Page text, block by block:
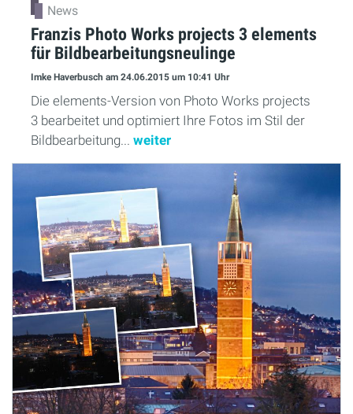
News
Franzis Photo Works projects 3 elements
für Bildbearbeitungsneulinge
Imke Haverbusch am 24.06.2015 um 10:41 Uhr
Die elements-Version von Photo Works projects
3 bearbeitet und optimiert Ihre Fotos im Stil der
Bildbearbeitung... weiter